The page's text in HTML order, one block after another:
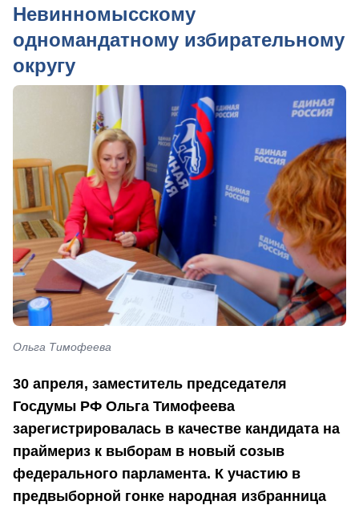
Невинномысскому
одномандатному избирательному
округу
Ольга Тимофеева
30 апреля, заместитель председателя
Госдумы РФ Ольга Тимофеева
зарегистрировалась в качестве кандидата на
праймериз к выборам в новый созыв
федерального парламента. К участию в
предвыборной гонке народная избранница